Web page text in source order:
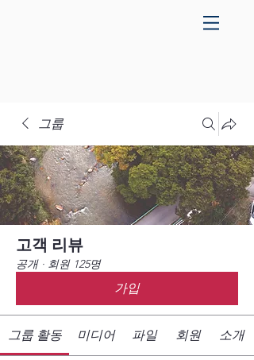
그룹
고객 리뷰
공개 · 회원 125명
가입
그룹 활동 미디어 파일 회원 소개